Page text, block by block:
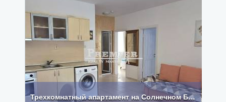
Трехкомнатный апартамент на Солнечном Берегу